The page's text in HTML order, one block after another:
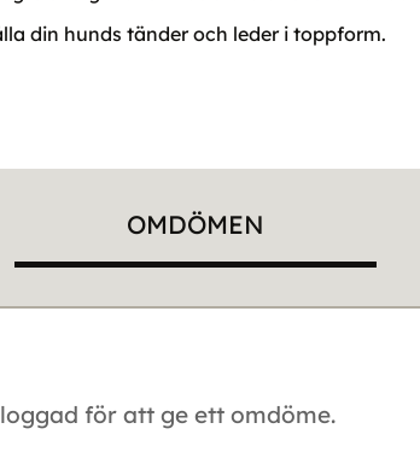
din hunds tänder och leder i toppform.
OMDÖMEN